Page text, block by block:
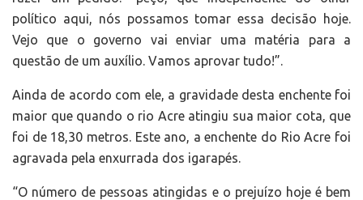
político aqui, nós possamos tomar essa decisão hoje.
Vejo que o governo vai enviar uma matéria para a
questão de um auxílio. Vamos aprovar tudo!”.
Ainda de acordo com ele, a gravidade desta enchente foi
maior que quando o rio Acre atingiu sua maior cota, que
foi de 18,30 metros. Este ano, a enchente do Rio Acre foi
agravada pela enxurrada dos igarapés.
“O número de pessoas atingidas e o prejuízo hoje é bem